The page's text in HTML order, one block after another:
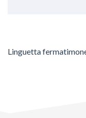
Linguetta